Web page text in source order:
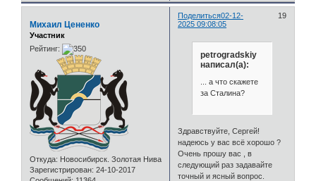
Поделиться 19
02-12-
2025 09:08:05
Михаил Цененко
Участник
Рейтинг:
Откуда: Новосибирск. Золотая Нива
Зарегистрирован: 24-10-2017
petrogradskiy
написал(а):
... а что скажете
за Сталина?
Здравствуйте, Сергей!
надеюсь у вас всё хорошо ?
Очень прошу вас , в
следующий раз задавайте
точный и ясный вопрос.